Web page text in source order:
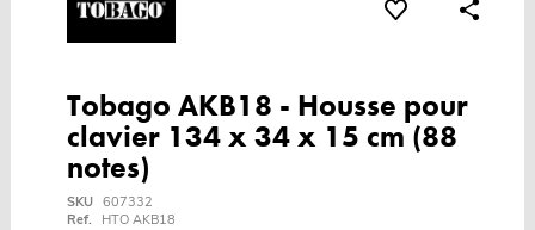
Tobago AKB18 - Housse pour
clavier 134 x 34 x 15 cm (88
notes)
SKU 607332
Ref.
HTO AKB18